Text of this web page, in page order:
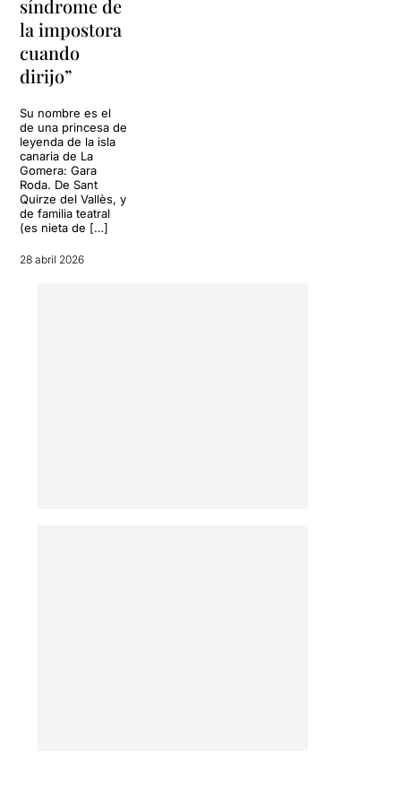
síndrome de
la impostora
cuando
dirijo”
Su nombre es el
de una princesa de
leyenda de la isla
canaria de La
Gomera: Gara
Roda. De Sant
Quirze del Vallès, y
de familia teatral
(es nieta de […]
28 abril 2026